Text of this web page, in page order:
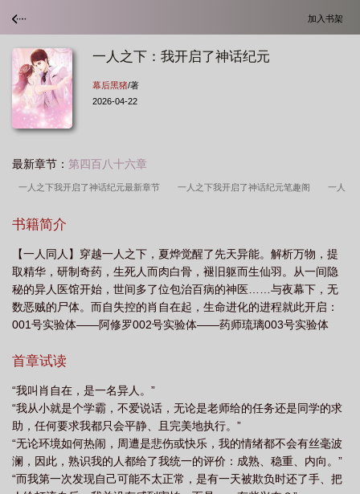
加入书架
一人之下：我开启了神话纪元
幕后黑猪/著
2026-04-22
最新章节： 第四百八十六章
一人之下我开启了神话纪元最新章节 一人之下我开启了神话纪元笔趣阁 一人
神话纪元在线阅读
神话纪元TXT 一人之下我开启了神话纪元笔趣阁免费阅读 一人之下我开启了神
话纪元百度百科 一人之下之开局夏禾 一人之下我开启了神话纪元幕后黑
猪 一人之下我开启了神话纪元 TXT 一人之下我开启了神话纪元 一人之下
开始神级选择 一人之下神机百炼 一人之下我开启了神话纪元免费 一人之下
书籍简介
【一人同人】穿越一人之下，夏烨觉醒了先天异能。解析万物，提
取精华，研制奇药，生死人而肉白骨，褪旧躯而生仙羽。从一间隐
秘的异人医馆开始，世间多了位包治百病的神医……与夜幕下，无
数恶贼的尸体。而自失控的肖自在起，生命进化的进程就此开启：
001号实验体——阿修罗002号实验体——药师琉璃003号实验体
里，夏烨掌握了通天之秘，经历一次次蜕变，将人间化作神境。“诸
流】【人造神话】【举世飞升】
首章试读
“我叫肖自在，是一名异人。”
“我从小就是个学霸，不爱说话，无论是老师给的任务还是同学的求
助，任何要求我都只会平静、且完美地执行。”
“无论环境如何热闹，周遭是悲伤或快乐，我的情绪都不会有丝毫波
澜，因此，熟识我的人都给了我统一的评价：成熟、稳重、内向。”
“而我第一次发现自己可能不太正常，是有一天被欺负时还了手、把